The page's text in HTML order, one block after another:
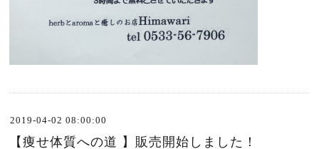
2019-04-02 08:00:00
【痩せ体質への道 】販売開始しました！